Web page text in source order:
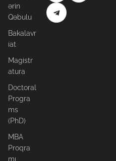
ərin
Qəbulu
Bakalavr
iat
Magistr
atura
Doctoral
Progra
ms
(PhD)
MBA
Proqra
mı